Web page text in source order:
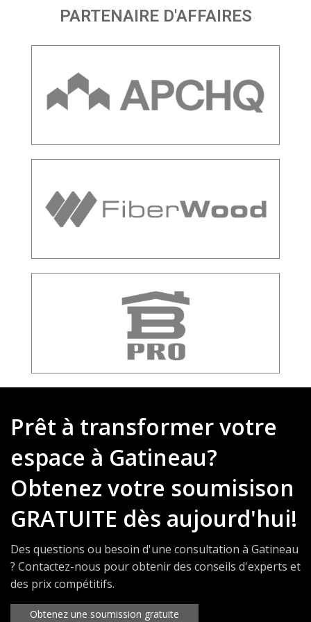
PARTENAIRE D'AFFAIRES
Prêt à transformer votre
espace à Gatineau?
Obtenez votre soumisison
GRATUITE dès aujourd'hui!
Des questions ou besoin d'une consultation à Gatineau
? Contactez-nous pour obtenir des conseils d'experts et
des prix compétitifs.
Obtenez une soumission gratuite